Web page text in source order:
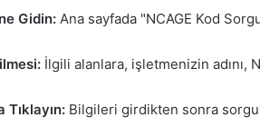
Gidin: Ana sayfada "NCAGE Kod
İlgili alanlara, işletmenizin adını,
Tıklayın: Bilgileri girdikten sonra